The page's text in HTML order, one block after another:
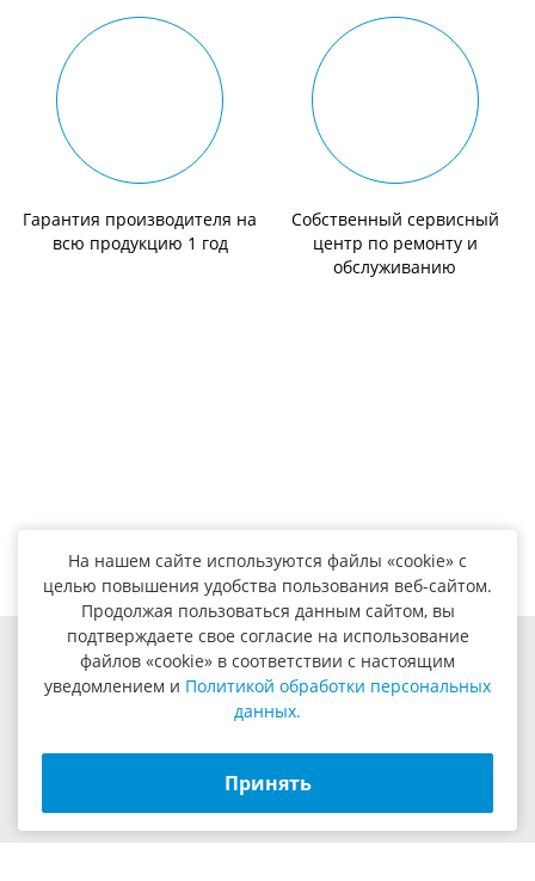
Гарантия производителя на
всю продукцию 1 год
Собственный сервисный
центр по ремонту и
обслуживанию
8 (800) 201-48-54
8 (495) 347-87-60
8 (495) 347-87-61
8 (495) 347-94-30
109469, г. Москва, ул. Братиславская, д.29, корп. 1, оф.10
info@yilmazrus.ru
На нашем сайте используются файлы «cookie» с
целью повышения удобства пользования веб-сайтом.
Продолжая пользоваться данным сайтом, вы
подтверждаете свое согласие на использование
файлов «cookie» в соответствии с настоящим
уведомлением и Политикой обработки персональных
данных.
Принять